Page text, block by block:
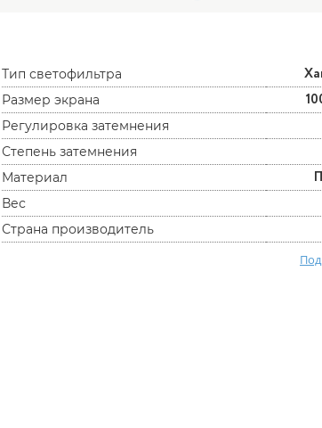
Тип светофильтра
Размер экрана
Регулировка затемнения
Степень затемнения
Материал
Вес
Страна производитель